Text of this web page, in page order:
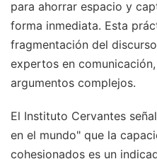
para ahorrar espacio y
forma inmediata. Esta
fragmentación del
expertos en
argumentos complejos.
El Instituto Cervantes
en el mundo" que la
cohesionados es un